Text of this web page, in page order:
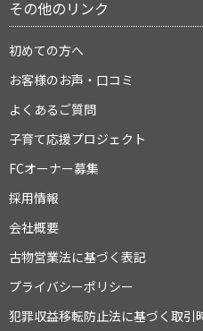
その他のリンク
初めての方へ
お客様のお声・口コミ
よくあるご質問
子育て応援プロジェクト
FCオーナー募集
採用情報
会社概要
古物営業法に基づく表記
プライバシーポリシー
犯罪収益移転防止法に基づく取引